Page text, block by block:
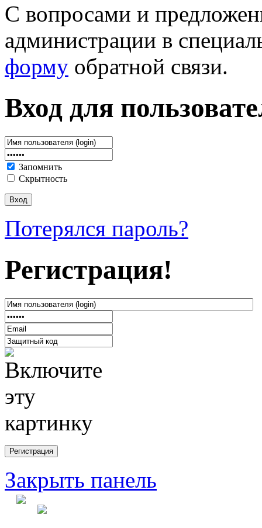
С вопросами и
администрации в
форму обратной связи.
Вход для
Запомнить
Скрытность
Потерялся пароль?
Регистрация!
Закрыть панель